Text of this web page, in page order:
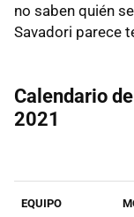
no saben quién
Savadori parece
Calendario
2021
EQUIPO